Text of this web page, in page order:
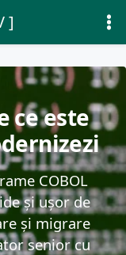
]
ce este
COBOL
și ușor de
și migrare
senior cu